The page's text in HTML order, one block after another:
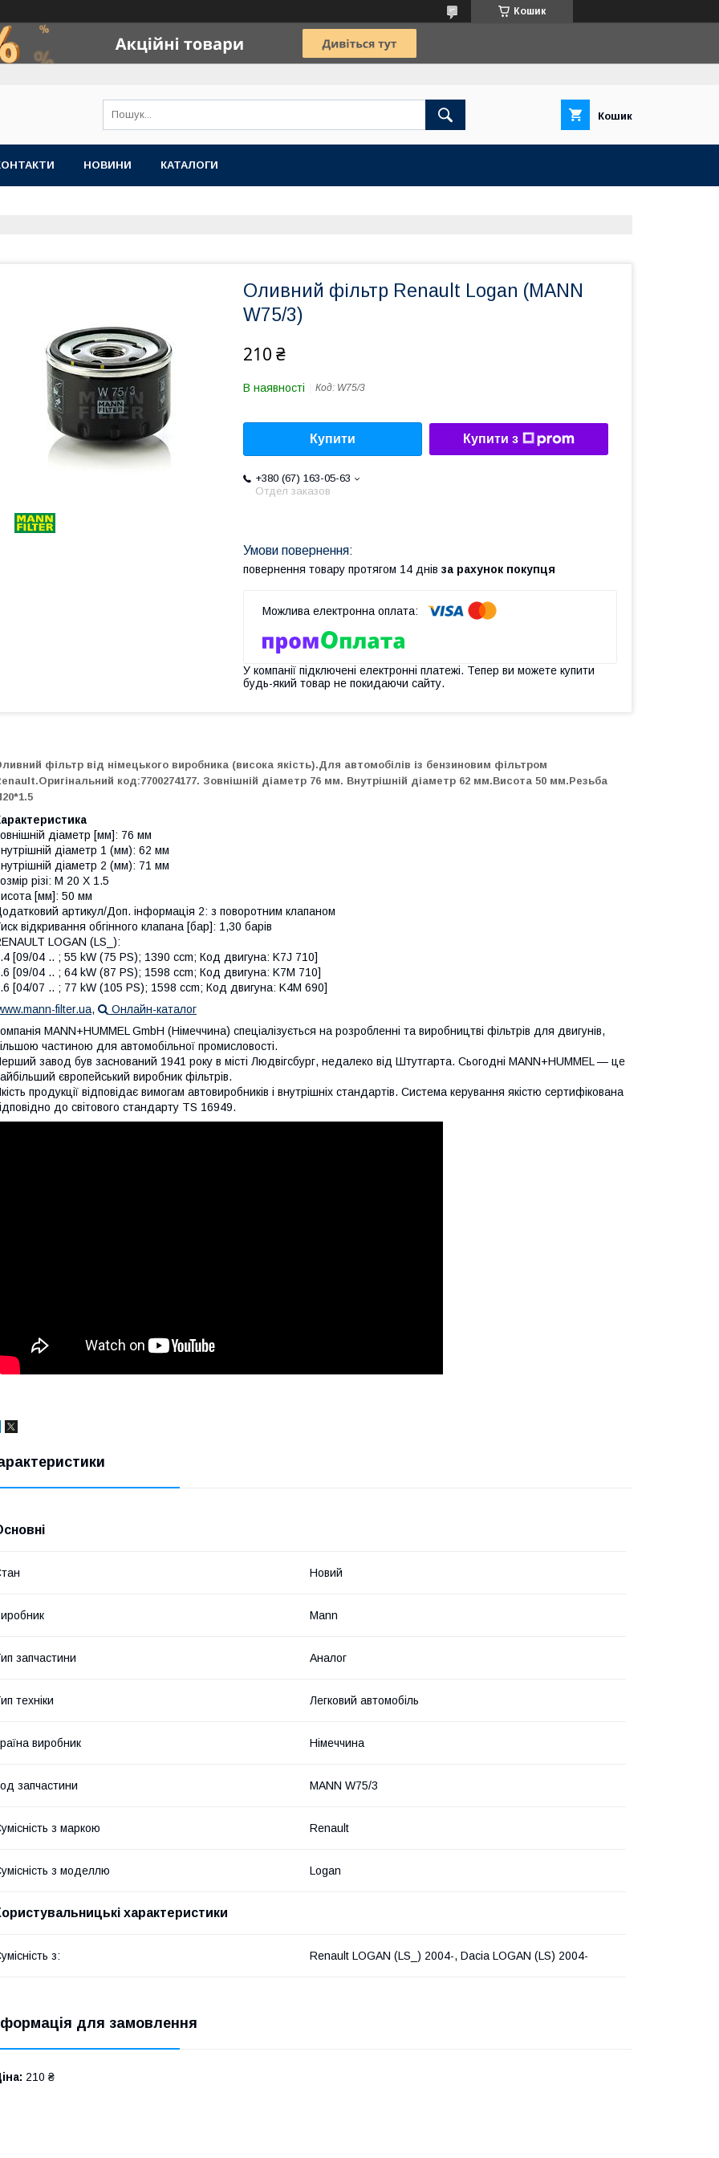
Кошик
Кошик
НОВИНИ КАТАЛОГИ
Оливний фільтр Renault Logan (MANN
W75/3)
210 ₴
В наявності Код: W75/3
Купити Купити з
+380 (67) 163-05-63
Отдел заказов
повернення товару протягом 14 днів за рахунок покупця
У компанії підключені електронні платежі. Тепер ви можете купити
будь-який товар не покидаючи сайту.
фільтр від німецького виробника (висока якість).Для автомобілів із бензиновим фільтром
код:7700274177. Зовнішній діаметр 76 мм. Внутрішній діаметр 62 мм.Висота 50 мм.Резьба
діаметр [мм]: 76 мм
діаметр 1 (мм): 62 мм
діаметр 2 (мм): 71 мм
різі: M 20 X 1.5
[мм]: 50 мм
артикул/Доп. інформація 2: з поворотним клапаном
відкривання обгінного клапана [бар]: 1,30 барів
LOGAN (LS_):
[09/04 .. ; 55 kW (75 PS); 1390 ccm; Код двигуна: K7J 710]
[09/04 .. ; 64 kW (87 PS); 1598 ccm; Код двигуна: K7M 710]
[04/07 .. ; 77 kW (105 PS); 1598 ccm; Код двигуна: K4M 690]
filter.ua,
Онлайн-каталог
MANN+HUMMEL GmbH (Німеччина) спеціалізується на розробленні та виробництві фільтрів для двигунів,
частиною для автомобільної промисловості.
завод був заснований 1941 року в місті Людвігсбург, недалеко від Штутгарта. Сьогодні MANN+HUMMEL — це
європейський виробник фільтрів.
продукції відповідає вимогам автовиробників і внутрішніх стандартів. Система керування якістю сертифікована
до світового стандарту TS 16949.
Новий
Mann
запчастини Аналог
техніки Легковий автомобіль
виробник Німеччина
запчастини MANN W75/3
з маркою Renault
з моделлю Logan
характеристики
з: Renault LOGAN (LS_) 2004-, Dacia LOGAN (LS) 2004-
для замовлення
210 ₴